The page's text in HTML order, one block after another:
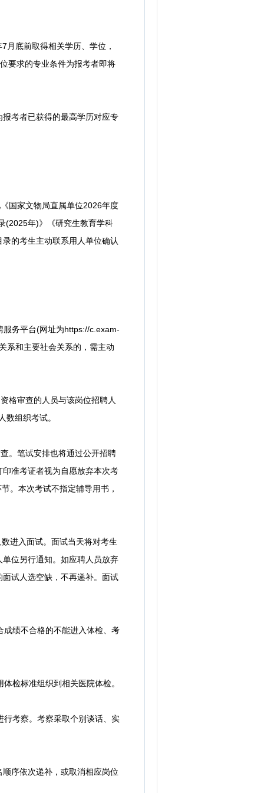
底前取得相关学历、学位，
要求的专业条件为报考者即将
考者已获得的最高学历对应专
国家文物局直属单位2026年度
(2025年)》《研究生教育学科
的考生主动联系用人单位确认
服务平台(网址为https://c.exam-
系和主要社会关系的，需主动
审查的人员与该岗位招聘人
组织考试。
。笔试安排也将通过公开招聘
准考证者视为自愿放弃本次考
。本次考试不指定辅导用书，
进入面试。面试当天将对考生
位另行通知。如应聘人员放弃
试人选空缺，不再递补。面试
绩不合格的不能进入体检、考
检标准组织到相关医院体检。
考察。考察采取个别谈话、实
序依次递补，或取消相应岗位